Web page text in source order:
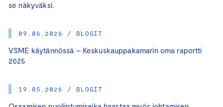
se näkyväksi.
09.06.2026 / BLOGIT
VSME käytännössä – Keskuskauppakamarin oma raportti
2025
19.05.2026 / BLOGIT